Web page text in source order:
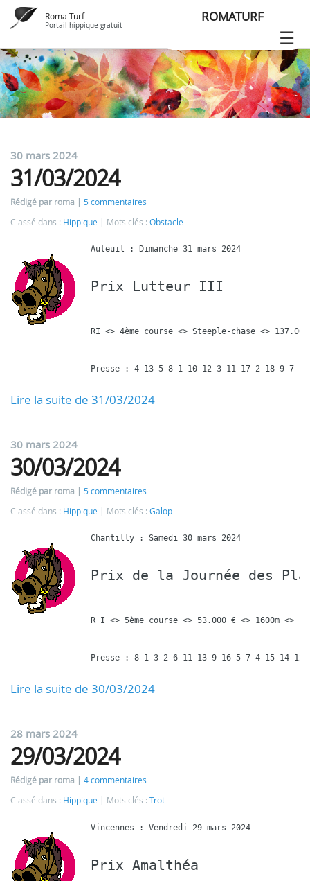
Roma Turf
Portail hippique gratuit
ROMATURF
30 mars 2024
31/03/2024
Rédigé par roma
5 commentaires
Classé dans : Hippique Mots clés : Obstacle
Prix Lutteur III
RI <> 4ème course <> Steeple-chase <>
Presse : 4-13-5-8-1-10-12-3-11-17-2-18-9-7-
Lire la suite de 31/03/2024
30 mars 2024
30/03/2024
Rédigé par roma
5 commentaires
Classé dans : Hippique Mots clés : Galop
Prix de la Journée des
R I <> 5ème course <> 53.000 € <> 1600m <>
Presse : 8-1-3-2-6-11-13-9-16-5-7-4-15-14-12
Lire la suite de 30/03/2024
28 mars 2024
29/03/2024
Rédigé par roma
4 commentaires
Classé dans : Hippique Mots clés : Trot
Prix Amalthéa